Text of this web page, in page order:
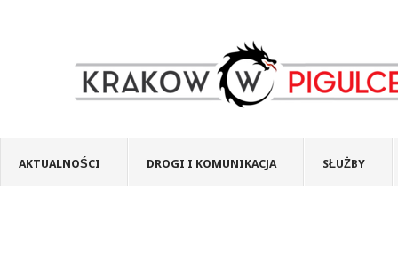
AKTUALNOŚCI DROGI I KOMUNIKACJA SŁUŻBY